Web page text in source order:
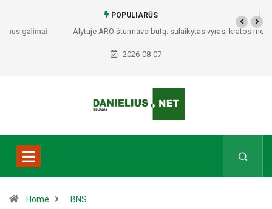
POPULIARŪS
Alytuje ARO šturmavo butą: sulaikytas vyras, kratos metu rasti ginklai,
Seirijuose – įtariami narkotikai BMW automobilyje
2026-08-07
Home BNS